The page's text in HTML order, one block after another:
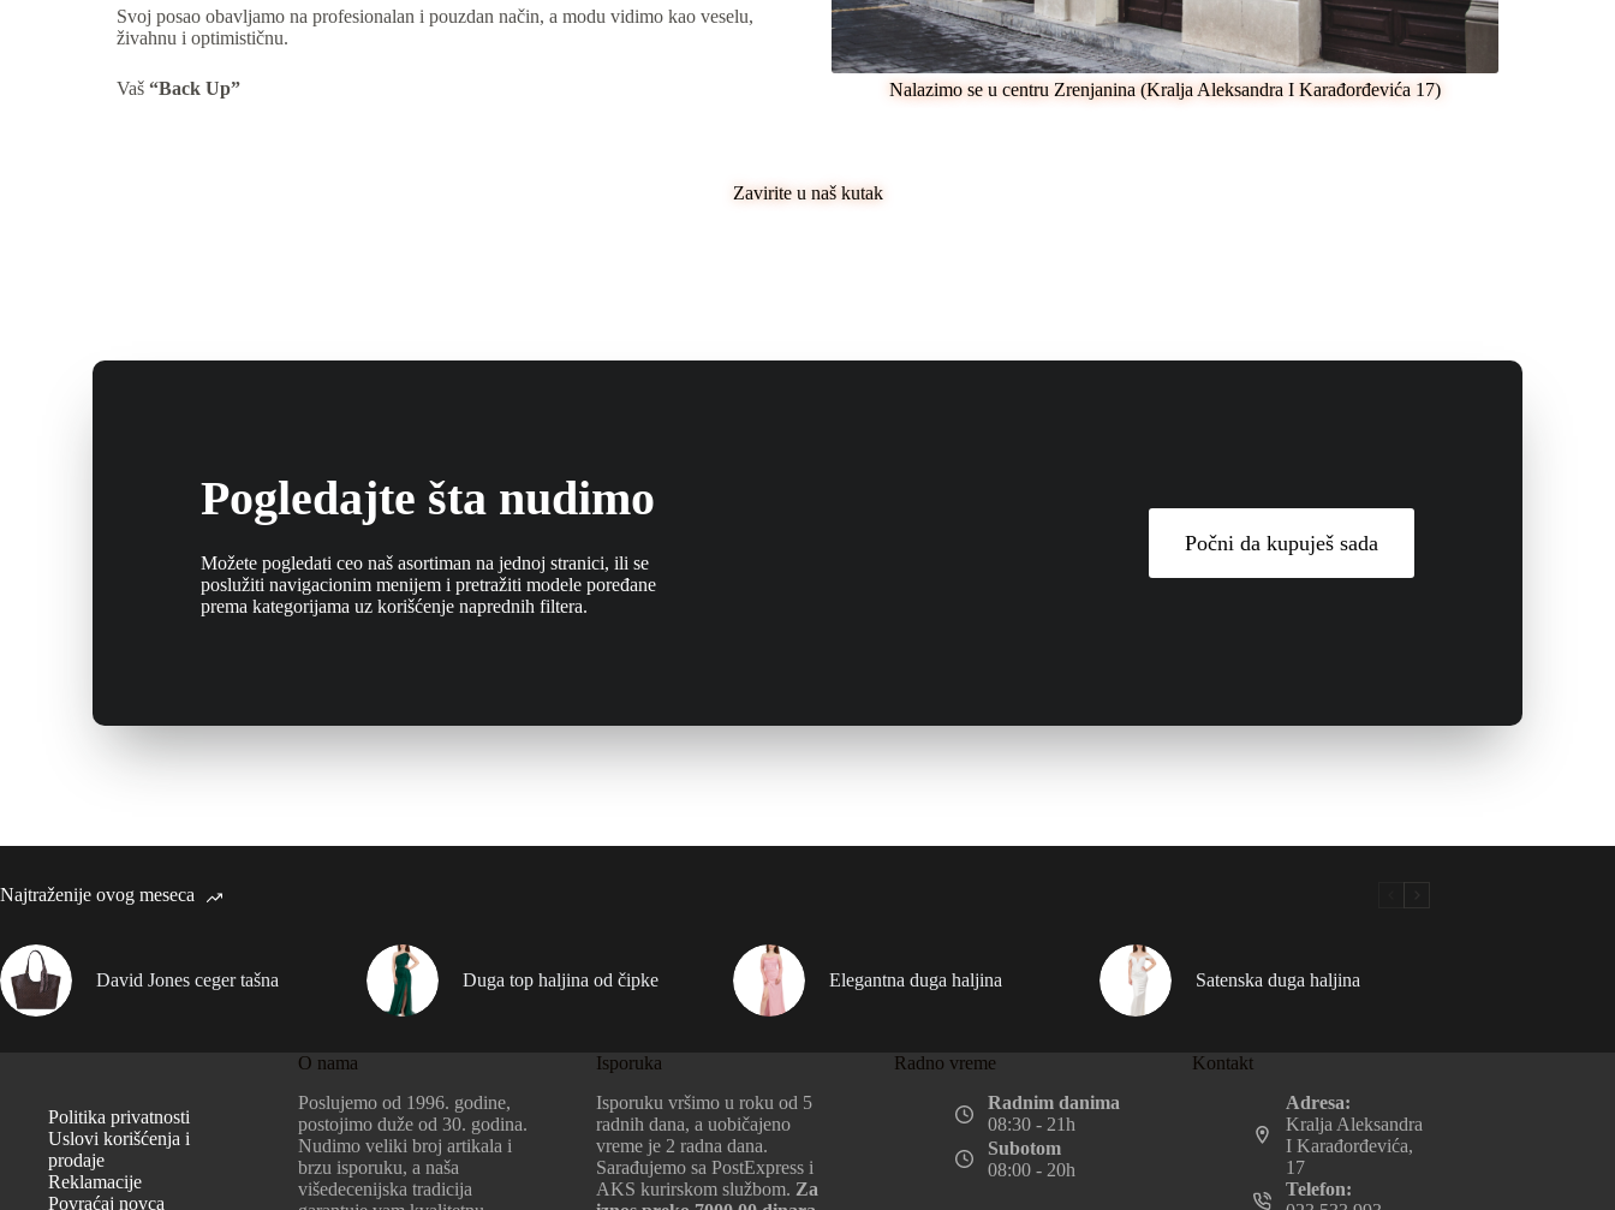
Svoj posao obavljamo na profesionalan i pouzdan način, a modu vidimo kao veselu,
živahnu i optimističnu.
Vaš “Back Up” Nalazimo se u centru Zrenjanina (Kralja Aleksandra I Karađorđevića 17)
Zavirite u naš kutak
Pogledajte šta nudimo
Možete pogledati ceo naš asortiman na jednoj stranici, ili se
poslužiti navigacionim menijem i pretražiti modele poređane
prema kategorijama uz korišćenje naprednih filtera.
Počni da kupuješ sada
Najtraženije ovog meseca
David Jones ceger tašna Duga top haljina od čipke Elegantna duga haljina Satenska duga haljina
Politika privatnosti
Uslovi korišćenja i
prodaje
Reklamacije
Povraćaj novca
O nama
Poslujemo od 1996. godine,
postojimo duže od 30. godina.
Nudimo veliki broj artikala i
brzu isporuku, a naša
višedecenijska tradicija
Isporuka
Isporuku vršimo u roku od 5
radnih dana, a uobičajeno
vreme je 2 radna dana.
Sarađujemo sa PostExpress i
AKS kurirskom službom. Za
Radno vreme
Radnim danima
08:30 - 21h
Subotom
08:00 - 20h
Kontakt
Adresa:
Kralja Aleksandra
I Karađorđevića,
17
Telefon: